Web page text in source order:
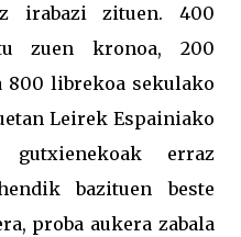
irabazi zituen. 400
zuen kronoa, 200
800 librekoa sekulako
Leirek Espainiako
gutxienekoak erraz
bazituen beste
proba aukera zabala